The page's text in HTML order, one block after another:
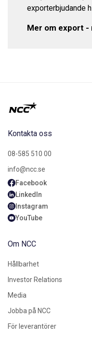
exporterbjudande
Mer om export -
Kontakta oss
08-585 510 00
info@ncc.se
Facebook
LinkedIn
Instagram
YouTube
Om NCC
Hållbarhet
Investor Relations
Media
Jobba på NCC
För leverantörer